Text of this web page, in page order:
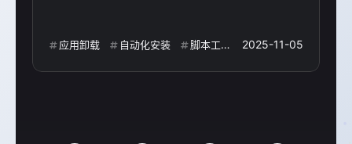
应用卸载 自动化安装 脚本工具 1panel 本地应用
2025-11-05